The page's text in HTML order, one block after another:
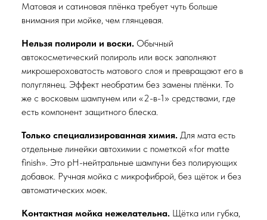
Матовая и сатиновая плёнка требует чуть больше
внимания при мойке, чем глянцевая.
Нельзя полироли и воски. Обычный
автокосметический полироль или воск заполняют
микрошероховатость матового слоя и превращают его в
полуглянец. Эффект необратим без замены плёнки. То
же с восковым шампунем или «2-в-1» средствами, где
есть компонент защитного блеска.
Только специализированная химия. Для мата есть
отдельные линейки автохимии с пометкой «for matte
finish». Это pH-нейтральные шампуни без полирующих
добавок. Ручная мойка с микрофиброй, без щёток и без
автоматических моек.
Контактная мойка нежелательна. Щётка или губка,